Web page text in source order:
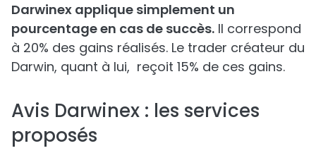
Darwinex applique simplement un
pourcentage en cas de succès. Il correspond
à 20% des gains réalisés. Le trader créateur du
Darwin, quant à lui, reçoit 15% de ces gains.
Avis Darwinex : les services
proposés